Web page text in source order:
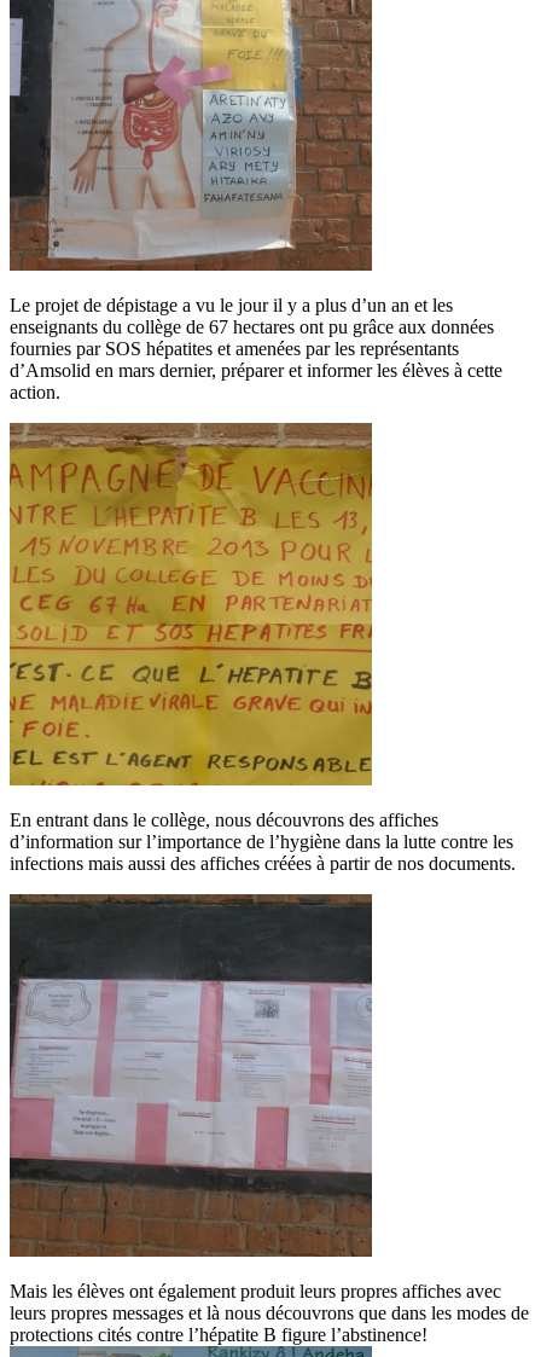
Le projet de dépistage a vu le jour il y a plus d’un an et les
enseignants du collège de 67 hectares ont pu grâce aux données
fournies par SOS hépatites et amenées par les représentants
d’Amsolid en mars dernier, préparer et informer les élèves à cette
action.
En entrant dans le collège, nous découvrons des affiches
d’information sur l’importance de l’hygiène dans la lutte contre les
infections mais aussi des affiches créées à partir de nos documents.
Mais les élèves ont également produit leurs propres affiches avec
leurs propres messages et là nous découvrons que dans les modes de
protections cités contre l’hépatite B figure l’abstinence!